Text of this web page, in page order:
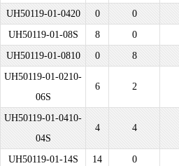
UH50119-01-0420
0 0
UH50119-01-08S
8 0
UH50119-01-0810
0 8
UH50119-01-0210-
06S
6 2
UH50119-01-0410-
04S
4 4
UH50119-01-14S 14 0